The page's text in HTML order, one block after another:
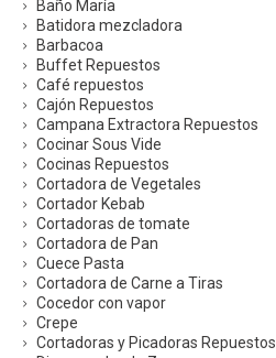
Baño María
Batidora mezcladora
Barbacoa
Buffet Repuestos
Café repuestos
Cajón Repuestos
Campana Extractora Repuestos
Cocinar Sous Vide
Cocinas Repuestos
Cortadora de Vegetales
Cortador Kebab
Cortadoras de tomate
Cortadora de Pan
Cuece Pasta
Cortadora de Carne a Tiras
Cocedor con vapor
Crepe
Cortadoras y Picadoras Repuestos